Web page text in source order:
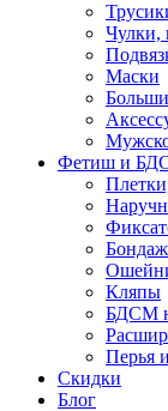
Чулки,
Маски
Фетиш и
Бондаж
Кляпы
БДСМ
Перья
Скидки
Блог